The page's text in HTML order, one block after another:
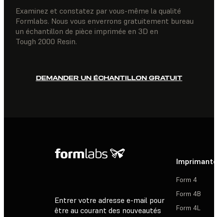
Examinez et constatez par vous-même la qualité
Formlabs. Nous vous enverrons gratuitement bureau
un échantillon de pièce imprimée en 3D en
Tough 2000 Resin.
DEMANDER UN ÉCHANTILLON GRATUIT
Entrer votre adresse e-mail pour
être au courant des nouveautés
Form 4
Form 4B
Form 4L